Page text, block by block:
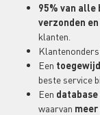
95% van
verzonden
klanten.
Een
beste service
Een
waarvan